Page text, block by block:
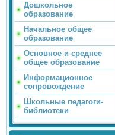
Дошкольное
образование
Начальное общее
образование
Основное и среднее
общее образование
Информационное
сопровождение
Школьные педагоги-
библиотеки